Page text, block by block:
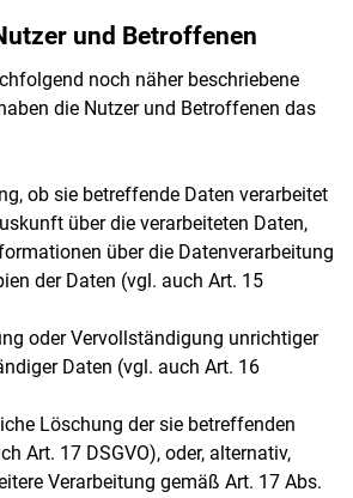
und Betroffenen
noch näher beschriebene
die Nutzer und Betroffenen das
ob sie betreffende Daten verarbeitet
über die verarbeiteten Daten,
über die Datenverarbeitung
der Daten (vgl. auch Art. 15
oder Vervollständigung unrichtiger
Daten (vgl. auch Art. 16
Löschung der sie betreffenden
Art. 17 DSGVO), oder, alternativ,
Verarbeitung gemäß Art. 17 Abs.